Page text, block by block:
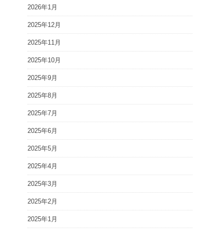
2026年1月
2025年12月
2025年11月
2025年10月
2025年9月
2025年8月
2025年7月
2025年6月
2025年5月
2025年4月
2025年3月
2025年2月
2025年1月